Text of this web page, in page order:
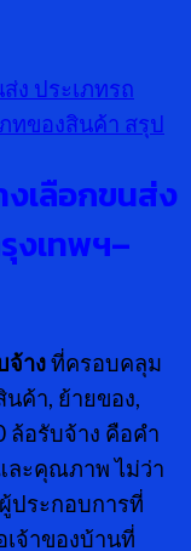
ง ประเภทรถ
ทของสินค้า สรุป
เลือกขนส่ง
งเทพฯ–
จ้างที่ครอบคลุม
ค้า, ย้ายของ,
ล้อรับจ้าง คือคำ
ละคุณภาพ ไม่ว่า
ประกอบการที่
เจ้าของบ้านที่